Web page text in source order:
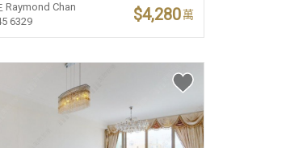
Raymond Chan
6329
$4,280萬